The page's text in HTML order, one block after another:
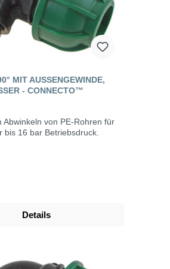
MIT AUSSENGEWINDE, B
- CONNECTO™
Abwinkeln von PE-Rohren für
bis 16 bar Betriebsdruck.
Details